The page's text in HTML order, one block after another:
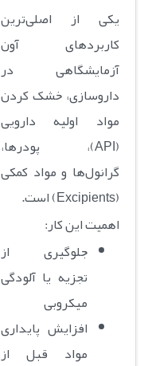
یکی از اصلی‌ترین
کاربردهای آون
آزمایشگاهی در
داروسازی، خشک کردن
مواد اولیه دارویی
(API)، پودرها،
گرانول‌ها و مواد کمکی
(Excipients) است.
اهمیت این کار:
جلوگیری از
تجزیه یا آلودگی
میکروبی
افزایش پایداری
مواد قبل از